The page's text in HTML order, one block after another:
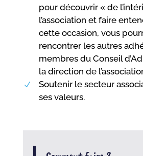
pour découvrir « de
l’association et faire
cette occasion, vous
rencontrer les autres
membres du Conseil
la direction de
N
Soutenir le secteur
ses valeurs.